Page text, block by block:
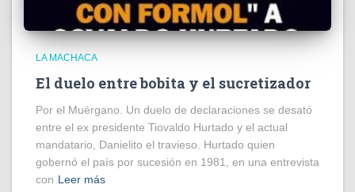
LA MACHACA
El duelo entre bobita y el sucretizador
Por el Muérgano. Un duelo de declaraciones se desató
entre el ex presidente Tiovaldo Hurtado y el actual
mandatario, Danielito el travieso. Hurtado quien
gobernó el país por sucesión en 1981, en una entrevista
con Leer más